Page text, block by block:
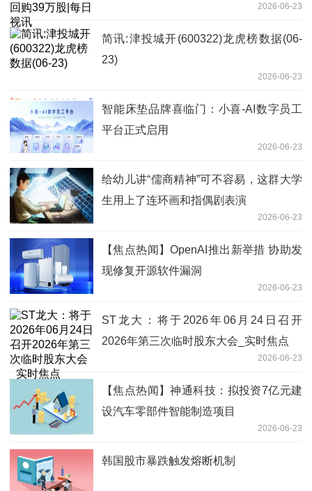
2026-06-23
简讯:津投城开(600322)龙虎榜数据(06-
23)
2026-06-23
智能床垫品牌喜临门：小喜-AI数字员工
平台正式启用
2026-06-23
给幼儿讲“儒商精神”可不容易，这群大学
生用上了连环画和指偶剧表演
2026-06-23
【焦点热闻】OpenAI推出新举措 协助发
现修复开源软件漏洞
2026-06-23
ST龙大：将于2026年06月24日召开
2026年第三次临时股东大会_实时焦点
2026-06-23
【焦点热闻】神通科技：拟投资7亿元建
设汽车零部件智能制造项目
2026-06-23
韩国股市暴跌触发熔断机制